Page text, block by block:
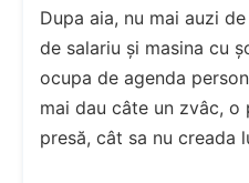
Dupa aia, nu mai auzi
de salariu și masina cu
ocupa de agenda
mai dau câte un zvâc,
presă, cât sa nu creada